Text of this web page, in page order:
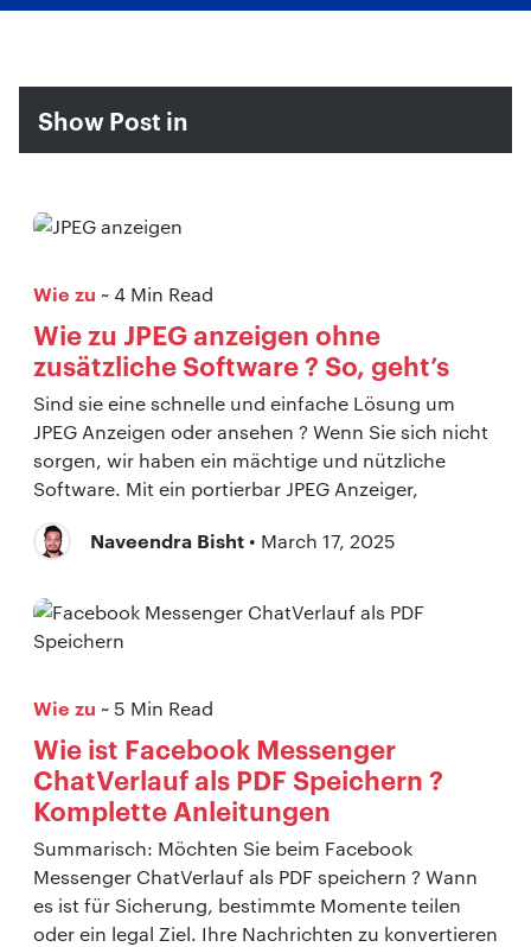
Show Post in
Wie zu ~ 4 Min Read
Wie zu JPEG anzeigen ohne
zusätzliche Software ? So, geht’s
Sind sie eine schnelle und einfache Lösung um
JPEG Anzeigen oder ansehen ? Wenn Sie sich nicht
sorgen, wir haben ein mächtige und nützliche
Software. Mit ein portierbar JPEG Anzeiger,
Naveendra Bisht • March 17, 2025
Wie zu ~ 5 Min Read
Wie ist Facebook Messenger
ChatVerlauf als PDF Speichern ?
Komplette Anleitungen
Summarisch: Möchten Sie beim Facebook
Messenger ChatVerlauf als PDF speichern ? Wann
es ist für Sicherung, bestimmte Momente teilen
oder ein legal Ziel. Ihre Nachrichten zu konvertieren